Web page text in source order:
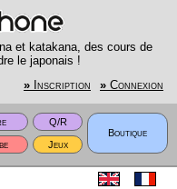
et katakana, des cours de
le japonais !
» Inscription » Connexion
Q/R
Boutique
Jeux